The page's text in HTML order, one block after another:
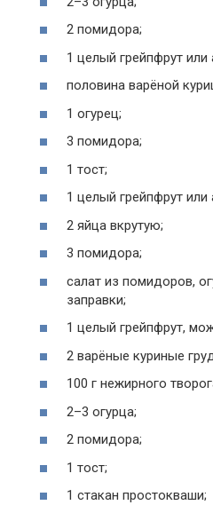
2 помидора;
1 целый грейпфрут или
половина варёной
1 огурец;
3 помидора;
1 тост;
1 целый грейпфрут или
2 яйца вкрутую;
3 помидора;
салат из помидоров,
заправки;
1 целый грейпфрут,
2 варёные куриные
100 г нежирного
2–3 огурца;
2 помидора;
1 тост;
1 стакан простокваши;